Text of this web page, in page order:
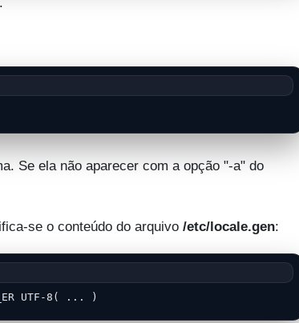
Se ela não aparecer com a opção "-a" do
se o conteúdo do arquivo /etc/locale.gen:
UTF-8( ... )